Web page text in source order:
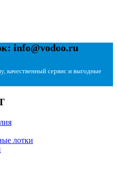
info@vodoo.ru
качественный сервис и выгодные
лотки